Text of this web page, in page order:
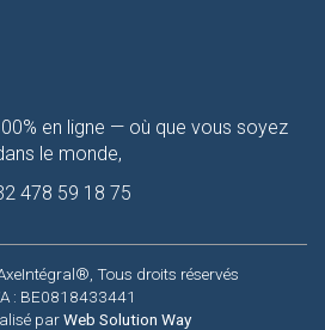
en ligne — où que vous soyez
le monde,
478 59 18 75
Tous droits réservés
: BE0818433441
parWeb Solution Way